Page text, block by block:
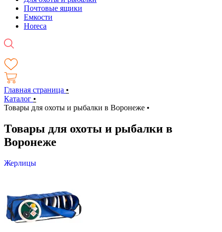
Почтовые ящики
Емкости
Horeca
Главная страница •
Каталог •
Товары для охоты и рыбалки в Воронеже •
Товары для охоты и рыбалки в
Воронеже
Жерлицы